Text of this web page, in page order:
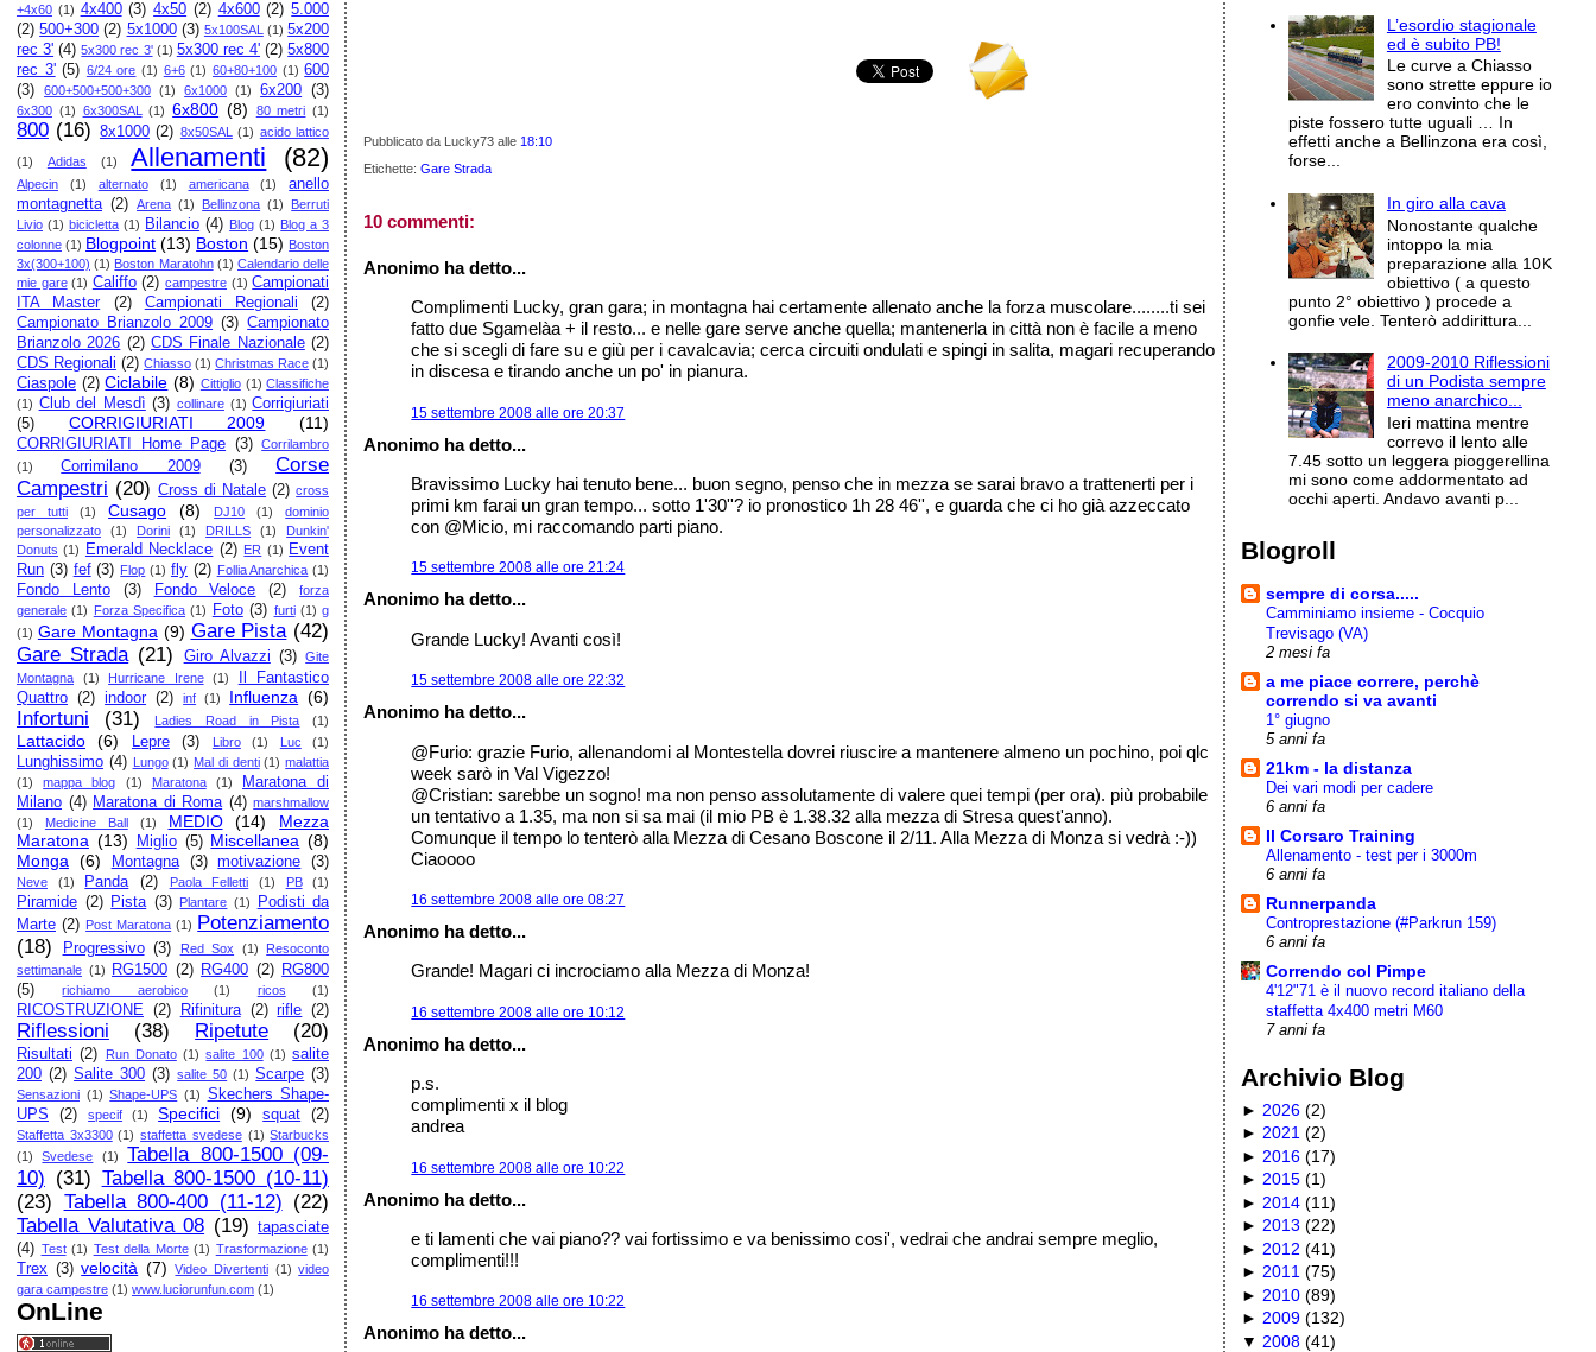
+4x60 (1) 4x400 (3) 4x50 (2) 4x600 (2) 5.000
(2) 500+300 (2) 5x1000 (3) 5x100SAL (1) 5x200
rec 3' (4) 5x300 rec 3' (1) 5x300 rec 4' (2) 5x800
rec 3' (5) 6/24 ore (1) 6+6 (1) 60+80+100 (1) 600
(3)
600+500+500+300 (1) 6x1000 (1) 6x200 (3)
6x300 (1) 6x300SAL (1) 6x800 (8) 80 metri (1)
800 (16) 8x1000 (2) 8x50SAL (1) acido lattico
(1) Adidas (1) Allenamenti (82)
Alpecin (1) alternato (1) americana (1)
anello
montagnetta (2) Arena (1) Bellinzona (1)
Berruti
Livio (1) bicicletta (1) Bilancio (4) Blog (1) Blog a 3
colonne (1) Blogpoint (13) Boston (15) Boston
3x(300+100) (1) Boston Maratohn (1) Calendario delle
mie gare (1) Califfo (2) campestre (1) Campionati
ITA Master
(2) Campionati Regionali
(2)
Campionato Brianzolo 2009 (3) Campionato
Brianzolo 2026 (2) CDS Finale Nazionale (2)
CDS Regionali (2) Chiasso (1) Christmas Race (1)
Ciaspole (2) Ciclabile (8) Cittiglio (1) Classifiche
(1) Club del Mesdì (3) collinare (1) Corrigiuriati
(5)
CORRIGIURIATI 2009 (11)
CORRIGIURIATI Home Page (3)
Corrilambro
(1)
Corrimilano 2009 (3)
Corse
Campestri (20) Cross di Natale (2) cross
per tutti
(1) Cusago (8) DJ10 (1)
dominio
personalizzato
(1) Dorini (1) DRILLS (1)
Dunkin'
Donuts (1) Emerald Necklace (2) ER (1) Event
Run (3) fef (3) Flop (1) fly (2) Follia Anarchica (1)
Fondo Lento (3) Fondo Veloce (2)
forza
generale (1) Forza Specifica (1) Foto (3) furti (1) g
(1) Gare Montagna (9) Gare Pista (42)
Gare Strada (21) Giro Alvazzi (3)
Gite
Montagna
(1) Hurricane Irene (1)
Il Fantastico
Quattro (2) indoor (2) inf (1) Influenza (6)
Infortuni (31) Ladies Road in Pista (1)
Lattacido (6) Lepre (3) Libro (1) Luc (1)
Lunghissimo (4) Lungo (1) Mal di denti (1) malattia
(1)
mappa blog (1) Maratona (1)
Maratona di
Milano (4) Maratona di Roma (4) marshmallow
(1)
Medicine Ball (1) MEDIO (14)
Mezza
Maratona (13) Miglio (5) Miscellanea (8)
Monga
(6) Montagna (3) motivazione (3)
Neve (1) Panda (2) Paola Felletti (1) PB (1)
Piramide (2) Pista (3) Plantare (1)
Podisti da
Marte (2) Post Maratona (1) Potenziamento
(18)
Progressivo (3) Red Sox (1)
Resoconto
settimanale (1) RG1500 (2) RG400 (2) RG800
(5)
richiamo aerobico (1) ricos (1)
RICOSTRUZIONE (2) Rifinitura (2) rifle (2)
Riflessioni (38) Ripetute (20)
Risultati (2) Run Donato (1) salite 100 (1) salite
200 (2) Salite 300 (3) salite 50 (1) Scarpe (3)
Sensazioni (1) Shape-UPS (1) Skechers Shape-
UPS
(2) specif (1) Specifici (9) squat (2)
Staffetta 3x3300 (1) staffetta svedese (1) Starbucks
(1)
Svedese (1)
Tabella 800-1500 (09-
10) (31) Tabella 800-1500 (10-11)
(23) Tabella 800-400 (11-12) (22)
Tabella Valutativa 08 (19) tapasciate
(4) Test (1) Test della Morte (1) Trasformazione (1)
Trex (3) velocità (7) Video Divertenti (1) video
gara campestre (1) www.luciorunfun.com (1)
OnLine
Pubblicato da Lucky73alle 18:10
Etichette:Gare Strada
10 commenti:
Anonimo ha detto...
Complimenti Lucky, gran gara; in montagna hai certamente allenato anche la forza muscolare........ti sei
fatto due Sgamelàa + il resto... e nelle gare serve anche quella; mantenerla in città non è facile a meno
che si scegli di fare su e giù per i cavalcavia; cerca circuiti ondulati e spingi in salita, magari recuperando
in discesa e tirando anche un po' in pianura.
15 settembre 2008 alle ore 20:37
Anonimo ha detto...
Bravissimo Lucky hai tenuto bene... buon segno, penso che in mezza se sarai bravo a trattenerti per i
primi km farai un gran tempo... sotto 1'30''? io pronostico 1h 28 46'', e guarda che ci ho già azzeccato
con @Micio, mi raccomando parti piano.
15 settembre 2008 alle ore 21:24
Anonimo ha detto...
Grande Lucky! Avanti così!
15 settembre 2008 alle ore 22:32
Anonimo ha detto...
@Furio: grazie Furio, allenandomi al Montestella dovrei riuscire a mantenere almeno un pochino, poi qlc
week sarò in Val Vigezzo!
@Cristian: sarebbe un sogno! ma non penso assolutamente di valere quei tempi (per ora). più probabile
un tentativo a 1.35, ma non si sa mai (il mio PB è 1.38.32 alla mezza di Stresa quest'anno).
Comunque il tempo lo tenterò alla Mezza di Cesano Boscone il 2/11. Alla Mezza di Monza si vedrà :-))
Ciaoooo
16 settembre 2008 alle ore 08:27
Anonimo ha detto...
Grande! Magari ci incrociamo alla Mezza di Monza!
16 settembre 2008 alle ore 10:12
Anonimo ha detto...
p.s.
complimenti x il blog
andrea
16 settembre 2008 alle ore 10:22
Anonimo ha detto...
e ti lamenti che vai piano?? vai fortissimo e va benissimo cosi', vedrai che andrai sempre meglio,
complimenti!!!
16 settembre 2008 alle ore 10:22
Anonimo ha detto...
L’esordio stagionale
ed è subito PB!
Le curve a Chiasso
sono strette eppure io
ero convinto che le
piste fossero tutte uguali … In
effetti anche a Bellinzona era così,
forse...
In giro alla cava
Nonostante qualche
intoppo la mia
preparazione alla 10K
obiettivo ( a questo
punto 2° obiettivo ) procede a
gonfie vele. Tenterò addirittura...
2009-2010 Riflessioni
di un Podista sempre
meno anarchico...
Ieri mattina mentre
correvo il lento alle
7.45 sotto un leggera pioggerellina
mi sono come addormentato ad
occhi aperti. Andavo avanti p...
Blogroll
sempre di corsa.....
Camminiamo insieme - Cocquio
Trevisago (VA)
2 mesi fa
a me piace correre, perchè
correndo si va avanti
1° giugno
5 anni fa
21km - la distanza
Dei vari modi per cadere
6 anni fa
Il Corsaro Training
Allenamento - test per i 3000m
6 anni fa
Runnerpanda
Controprestazione (#Parkrun 159)
6 anni fa
Correndo col Pimpe
4'12"71 è il nuovo record italiano della
staffetta 4x400 metri M60
7 anni fa
Archivio Blog
► 2026 (2)
►2021 (2)
► 2016 (17)
►2015 (1)
► 2014 (11)
►2013 (22)
► 2012 (41)
►2011 (75)
► 2010 (89)
►2009 (132)
▼ 2008 (41)